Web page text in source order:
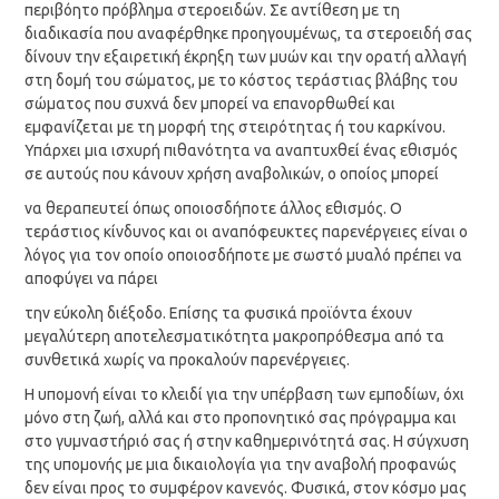
περιβόητο πρόβλημα στεροειδών. Σε αντίθεση με τη
διαδικασία που αναφέρθηκε προηγουμένως, τα στεροειδή σας
δίνουν την εξαιρετική έκρηξη των μυών και την ορατή αλλαγή
στη δομή του σώματος, με το κόστος τεράστιας βλάβης του
σώματος που συχνά δεν μπορεί να επανορθωθεί και
εμφανίζεται με τη μορφή της στειρότητας ή του καρκίνου.
Υπάρχει μια ισχυρή πιθανότητα να αναπτυχθεί ένας εθισμός
σε αυτούς που κάνουν χρήση αναβολικών, ο οποίος μπορεί
να θεραπευτεί όπως οποιοσδήποτε άλλος εθισμός. Ο
τεράστιος κίνδυνος και οι αναπόφευκτες παρενέργειες είναι ο
λόγος για τον οποίο οποιοσδήποτε με σωστό μυαλό πρέπει να
αποφύγει να πάρει
την εύκολη διέξοδο. Επίσης τα φυσικά προϊόντα έχουν
μεγαλύτερη αποτελεσματικότητα μακροπρόθεσμα από τα
συνθετικά χωρίς να προκαλούν παρενέργειες.
Η υπομονή είναι το κλειδί για την υπέρβαση των εμποδίων, όχι
μόνο στη ζωή, αλλά και στο προπονητικό σας πρόγραμμα και
στο γυμναστήριό σας ή στην καθημερινότητά σας. Η σύγχυση
της υπομονής με μια δικαιολογία για την αναβολή προφανώς
δεν είναι προς το συμφέρον κανενός. Φυσικά, στον κόσμο μας